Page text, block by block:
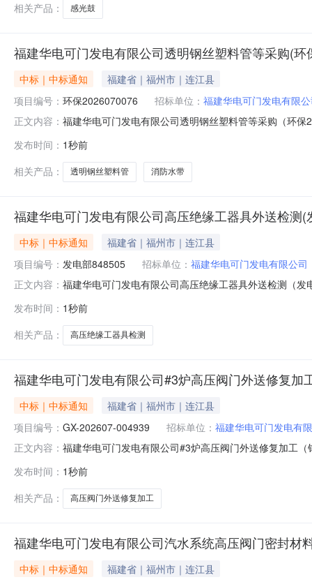
相关产品：
感光鼓
福建华电可门发电有限公司透明钢丝塑料管等采购(
中标｜中标通知
福建省｜福州市｜连江县
项目编号： 环保2026070076 招标单位： 福建华电可门发电有限
正文内容： 福建华电可门发电有限公司透明钢丝塑料管等采购（环
技有限公司八、采购清单序号采购人物资名称税率规格
发布时间： 1秒前
相关产品：
透明钢丝塑料管 消防水带
福建华电可门发电有限公司高压绝缘工器具外送检测
中标｜中标通知
福建省｜福州市｜连江县
项目编号： 发电部848505 招标单位： 福建华电可门发电有限公司
正文内容： 福建华电可门发电有限公司高压绝缘工器具外送检测（
购人物资名称税率采购范围成交供应商1福建华电可门
发布时间： 1秒前
相关产品：
高压绝缘工器具检测
福建华电可门发电有限公司#3炉高压阀门外送修复加
中标｜中标通知
福建省｜福州市｜连江县
项目编号： GX-202607-004939 招标单位： 福建华电可门发电有
正文内容： 福建华电可门发电有限公司#3炉高压阀门外送修复加工
备有限公司八、采购清单序号采购人物资名称税率采购
2026-0
发布时间： 1秒前
相关产品：
高压阀门外送修复加工
福建华电可门发电有限公司汽水系统高压阀门密封材
中标｜中标通知
福建省｜福州市｜连江县